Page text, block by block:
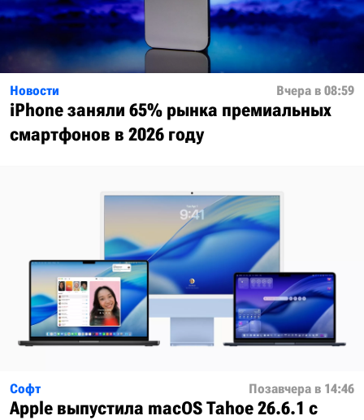
Новости Вчера в 08:59
iPhone заняли 65% рынка премиальных
смартфонов в 2026 году
Софт Позавчера в 14:46
Apple выпустила macOS Tahoe 26.6.1 с